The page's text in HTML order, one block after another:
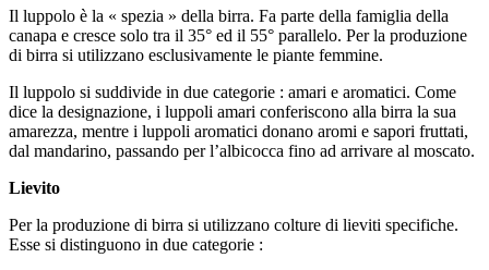
Il luppolo è la « spezia » della birra. Fa parte della famiglia della
canapa e cresce solo tra il 35° ed il 55° parallelo. Per la produzione
di birra si utilizzano esclusivamente le piante femmine.
Il luppolo si suddivide in due categorie : amari e aromatici. Come
dice la designazione, i luppoli amari conferiscono alla birra la sua
amarezza, mentre i luppoli aromatici donano aromi e sapori fruttati,
dal mandarino, passando per l’albicocca fino ad arrivare al moscato.
Lievito
Per la produzione di birra si utilizzano colture di lieviti specifiche.
Esse si distinguono in due categorie :